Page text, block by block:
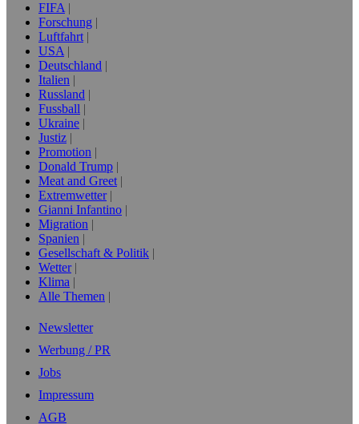
FIFA
Forschung
Luftfahrt
USA
Deutschland
Italien
Russland
Fussball
Ukraine
Justiz
Promotion
Donald Trump
Meat and Greet
Extremwetter
Gianni Infantino
Migration
Spanien
Gesellschaft & Politik
Wetter
Klima
Alle Themen
Newsletter
Werbung / PR
Jobs
Impressum
AGB